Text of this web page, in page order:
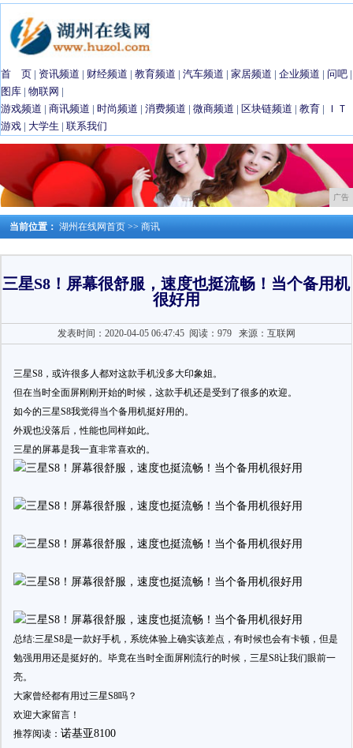
首 页 | 资讯频道 | 财经频道 | 教育频道 | 汽车频道 | 家居频道 | 企业频道 | 问吧 |
图库 | 物联网 |
游戏频道 | 商讯频道 | 时尚频道 | 消费频道 | 微商频道 | 区块链频道 | 教育 |
ＩＴ
游戏 | 大学生 | 联系我们
广告
当前位置： 湖州在线网首页 >> 商讯
三星S8！屏幕很舒服，速度也挺流畅！当个备用机
很好用
发表时间：2020-04-05 06:47:45 阅读：979来源：互联网
三星S8，或许很多人都对这款手机没多大印象姐。
但在当时全面屏刚刚开始的时候，这款手机还是受到了很多的欢迎。
如今的三星S8我觉得当个备用机挺好用的。
外观也没落后，性能也同样如此。
三星的屏幕是我一直非常喜欢的。
总结:三星S8是一款好手机，系统体验上确实该差点，有时候也会有卡顿，但是
勉强用用还是挺好的。毕竟在当时全面屏刚流行的时候，三星S8让我们眼前一
亮。
大家曾经都有用过三星S8吗？
欢迎大家留言！
推荐阅读： 诺基亚8100